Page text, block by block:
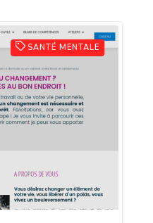
SANTÉ MENTALE